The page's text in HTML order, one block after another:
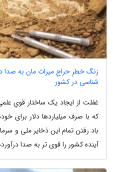
زنگ خطرِ حراجِ میراث مان به صدا
شناسی در کشور
غفلت از ایجاد یک ساختار قویِ
که با صرف میلیاردها دلار برای
باد رفتن تمام این ذخایر ملی و
آینده کشور را قوی تر به صدا